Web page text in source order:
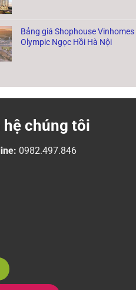
Bảng giá Shophouse Vinhomes
Olympic Ngọc Hồi Hà Nội
hệ chúng tôi
0982.497.846